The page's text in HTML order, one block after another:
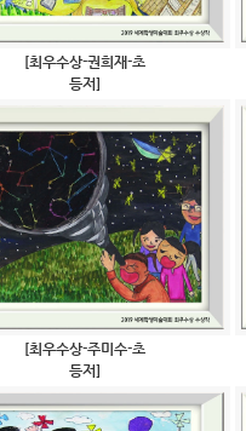
[최우수상-권희재-초
등저]
[최우수상-주미수-초
등저]